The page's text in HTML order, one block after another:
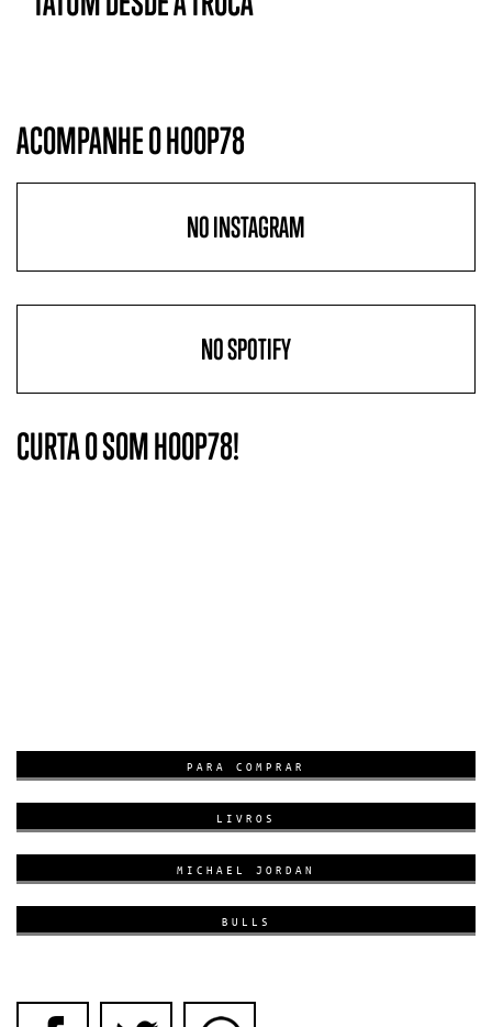
ACOMPANHE O HOOP78
NO INSTAGRAM
NO SPOTIFY
CURTA O SOM HOOP78!
PARA COMPRAR
LIVROS
MICHAEL JORDAN
BULLS